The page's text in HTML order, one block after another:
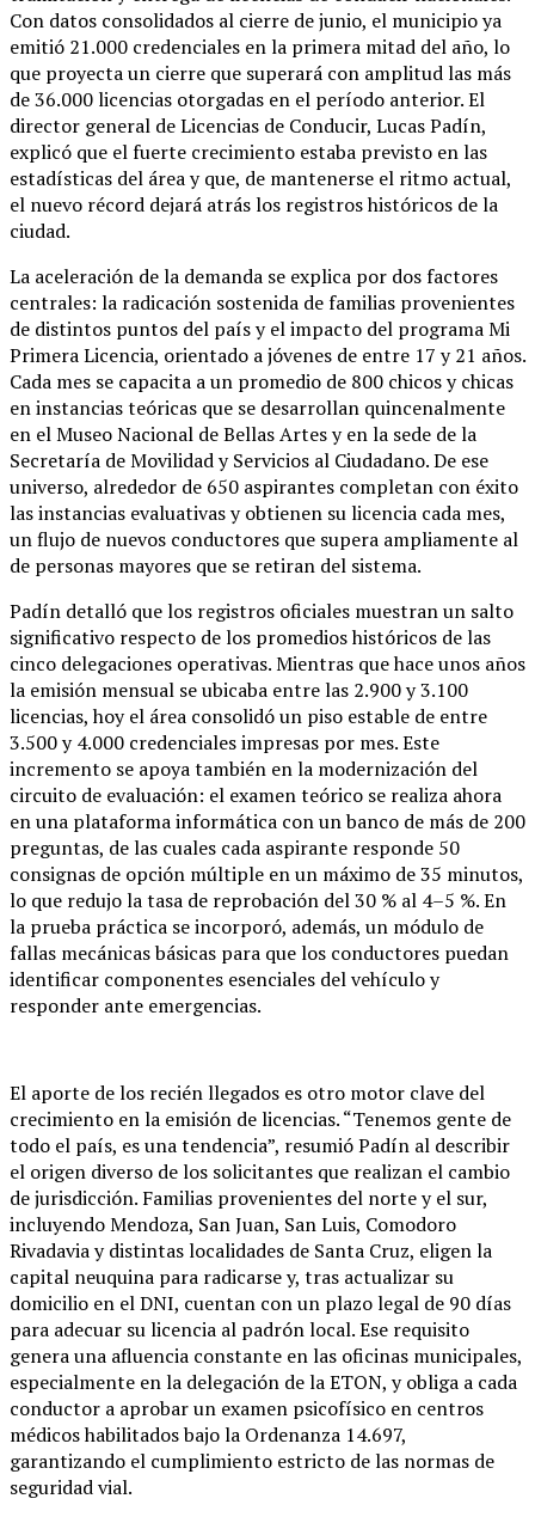
Con datos consolidados al cierre de junio, el municipio ya
emitió 21.000 credenciales en la primera mitad del año, lo
que proyecta un cierre que superará con amplitud las más
de 36.000 licencias otorgadas en el período anterior. El
director general de Licencias de Conducir, Lucas Padín,
explicó que el fuerte crecimiento estaba previsto en las
estadísticas del área y que, de mantenerse el ritmo actual,
el nuevo récord dejará atrás los registros históricos de la
ciudad.
La aceleración de la demanda se explica por dos factores
centrales: la radicación sostenida de familias provenientes
de distintos puntos del país y el impacto del programa Mi
Primera Licencia, orientado a jóvenes de entre 17 y 21 años.
Cada mes se capacita a un promedio de 800 chicos y chicas
en instancias teóricas que se desarrollan quincenalmente
en el Museo Nacional de Bellas Artes y en la sede de la
Secretaría de Movilidad y Servicios al Ciudadano. De ese
universo, alrededor de 650 aspirantes completan con éxito
las instancias evaluativas y obtienen su licencia cada mes,
un flujo de nuevos conductores que supera ampliamente al
de personas mayores que se retiran del sistema.
Padín detalló que los registros oficiales muestran un salto
significativo respecto de los promedios históricos de las
cinco delegaciones operativas. Mientras que hace unos años
la emisión mensual se ubicaba entre las 2.900 y 3.100
licencias, hoy el área consolidó un piso estable de entre
3.500 y 4.000 credenciales impresas por mes. Este
incremento se apoya también en la modernización del
circuito de evaluación: el examen teórico se realiza ahora
en una plataforma informática con un banco de más de 200
preguntas, de las cuales cada aspirante responde 50
consignas de opción múltiple en un máximo de 35 minutos,
lo que redujo la tasa de reprobación del 30 % al 4–5 %. En
la prueba práctica se incorporó, además, un módulo de
fallas mecánicas básicas para que los conductores puedan
identificar componentes esenciales del vehículo y
responder ante emergencias.
El aporte de los recién llegados es otro motor clave del
crecimiento en la emisión de licencias. “Tenemos gente de
todo el país, es una tendencia”, resumió Padín al describir
el origen diverso de los solicitantes que realizan el cambio
de jurisdicción. Familias provenientes del norte y el sur,
incluyendo Mendoza, San Juan, San Luis, Comodoro
Rivadavia y distintas localidades de Santa Cruz, eligen la
capital neuquina para radicarse y, tras actualizar su
domicilio en el DNI, cuentan con un plazo legal de 90 días
para adecuar su licencia al padrón local. Ese requisito
genera una afluencia constante en las oficinas municipales,
especialmente en la delegación de la ETON, y obliga a cada
conductor a aprobar un examen psicofísico en centros
médicos habilitados bajo la Ordenanza 14.697,
garantizando el cumplimiento estricto de las normas de
seguridad vial.